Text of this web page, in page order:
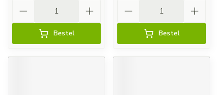
Bestel Bestel